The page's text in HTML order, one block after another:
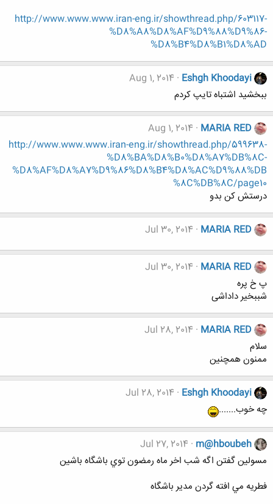
http://www.www.www.iran-eng.ir/showthread.php/603117-
%D8%A8%D8%AF%D9%88%D9%86-
%D8%B4%D8%B1%D8%AD
Eshgh Khoodayi
Aug 1, 2014
ببخشید اشتباه تایپ کردم
MARIA RED
Aug 1, 2014
http://www.www.www.iran-eng.ir/showthread.php/599638-
%D8%BA%D8%B0%D8%A7%DB%8C-
%D8%AF%D8%A7%D9%86%D8%B4%D8%AC%D9%88%DB
%8C%DB%8C/page10
درستش کن بدو
MARIA RED
Jul 30, 2014
MARIA RED
Jul 30, 2014
پ خ پره
شببخیر داداشی
MARIA RED
Jul 28, 2014
سلام
ممنون همچنین
Eshgh Khoodayi
Jul 28, 2014
چه خوب.......
m@hboubeh
Jul 27, 2014
مسولين گفتن اگه شب اخر ماه رمضون توي باشگاه باشین
فطريه مي افته گردن مدير باشگاه